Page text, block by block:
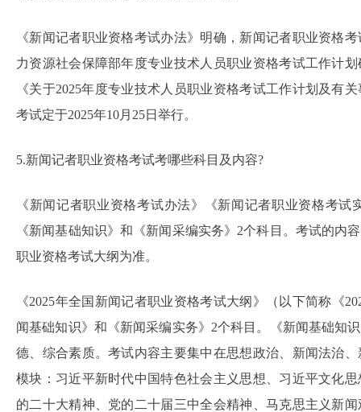
《新闻记者职业资格考试办法》明确，新闻记者职业资格
力资源社会保障部年度专业技术人员职业资格考试工作计
《关于2025年度专业技术人员职业资格考试工作计划及有
考试定于2025年10月25日举行。
5.新闻记者职业资格考试考哪些科目及内容?
《新闻记者职业资格考试办法》《新闻记者职业资格考
《新闻基础知识》和《新闻采编实务》2个科目。考试的内
职业资格考试大纲为准。
《2025年全国新闻记者职业资格考试大纲》（以下简称《
闻基础知识》和《新闻采编实务》2个科目。《新闻基础知
德、综合素质。考试内容主要集中在思想政治、新闻法治
模块：习近平新时代中国特色社会主义思想、习近平文化
的二十大精神、党的二十届三中全会精神、马克思主义新